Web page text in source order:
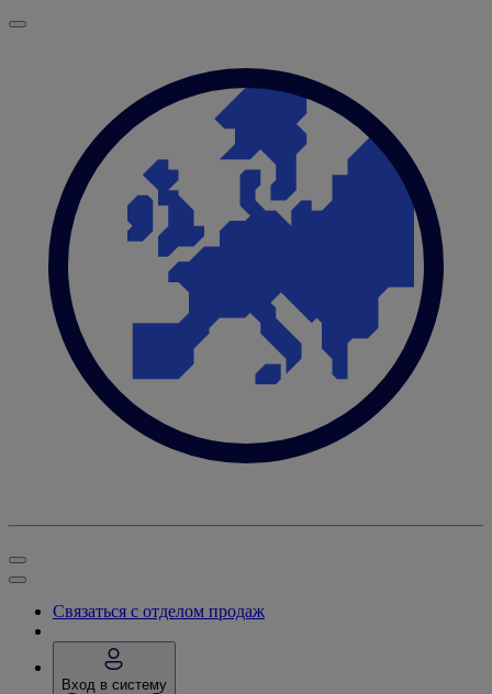
Связаться с отделом продаж
Вход в систему